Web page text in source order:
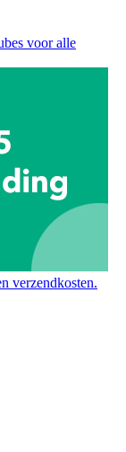
voor alle
verzendkosten.